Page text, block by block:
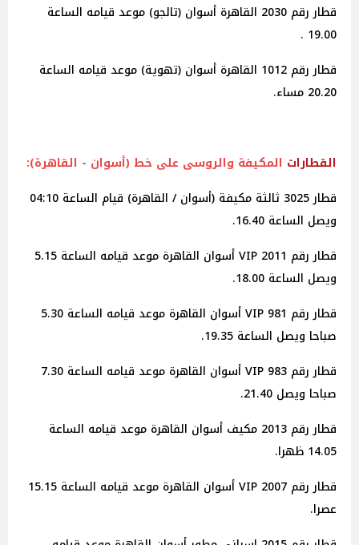
قطار رقم 2030 القاهرة أسوان (تالجو) موعد قيامه الساعة
19.00 .
قطار رقم 1012 القاهرة أسوان (تهوية) موعد قيامه الساعة
20.20 مساء.
القطارات المكيفة والروسى على خط (أسوان - القاهرة):
قطار 3025 ثالثة مكيفة (أسوان / القاهرة) قيام الساعة 04:10
ويصل الساعة 16.40.
قطار رقم 2011 VIP أسوان القاهرة موعد قيامه الساعة 5.15
ويصل الساعة 18.00.
قطار رقم 981 VIP أسوان القاهرة موعد قيامه الساعة 5.30
صباحا ويصل الساعة 19.35.
قطار رقم 983 VIP أسوان القاهرة موعد قيامه الساعة 7.30
صباحا ويصل 21.40.
قطار رقم 2013 مكيف أسوان القاهرة موعد قيامه الساعة
14.05 ظهرا.
قطار رقم 2007 VIP أسوان القاهرة موعد قيامه الساعة 15.15
عصرا.